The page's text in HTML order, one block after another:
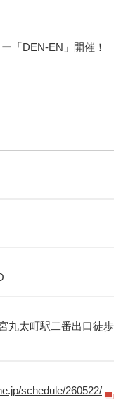
「DEN-EN」開催！
丸太町駅二番出口徒歩
schedule/260522/